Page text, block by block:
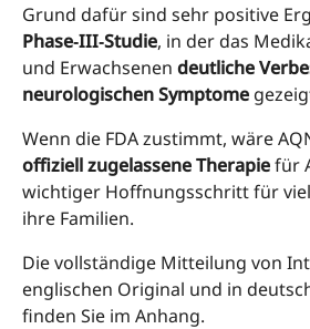
Grund dafür sind sehr positive
Phase‑III‑Studie, in der das
und Erwachsenen deutliche
neurologischen Symptome
Wenn die FDA zustimmt, wäre
offiziell zugelassene Therapiefür
wichtiger Hoffnungsschritt für
ihre Familien.
Die vollständige Mitteilung von
englischen Original und in
finden Sie im Anhang.